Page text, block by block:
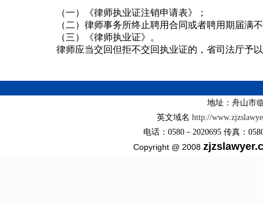
（一）《律师执业证注销申请表》；
（二）律师事务所终止聘用合同或者聘用期届满
（三）《律师执业证》。
律师应当交回但拒不交回执业证的，省司法厅予
地址：舟山市
英文域名http://
电话：0580－2020695 传真：
Copyright @ 2008